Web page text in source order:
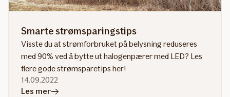
Smarte strømsparingstips
Visste du at strømforbruket på belysning reduseres
med 90% ved å bytte ut halogenpærer med LED? Les
flere gode strømsparetips her!
14.09.2022
Les meri